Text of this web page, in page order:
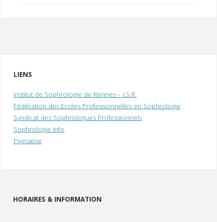
LIENS
Institut de Sophrologie de Rennes – I.S.R.
Fédération des Ecoles Professionnelles en Sophrologie
Syndicat des Sophrologues Professionnels
Sophrologie Info
Psynapse
HORAIRES & INFORMATION